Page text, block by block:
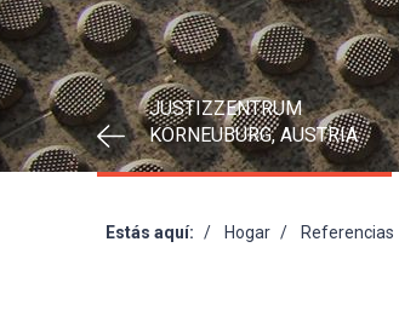
JUSTIZZENTRUM
KORNEUBURG, AUSTRIA
Estás aquí: Hogar Referencias